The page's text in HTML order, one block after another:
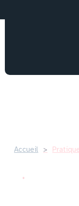
Accueil >